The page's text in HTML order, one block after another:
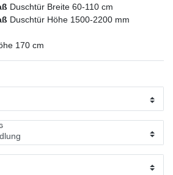
Duschtür Breite 60-110 cm
Duschtür Höhe 1500-2200 mm
170 cm